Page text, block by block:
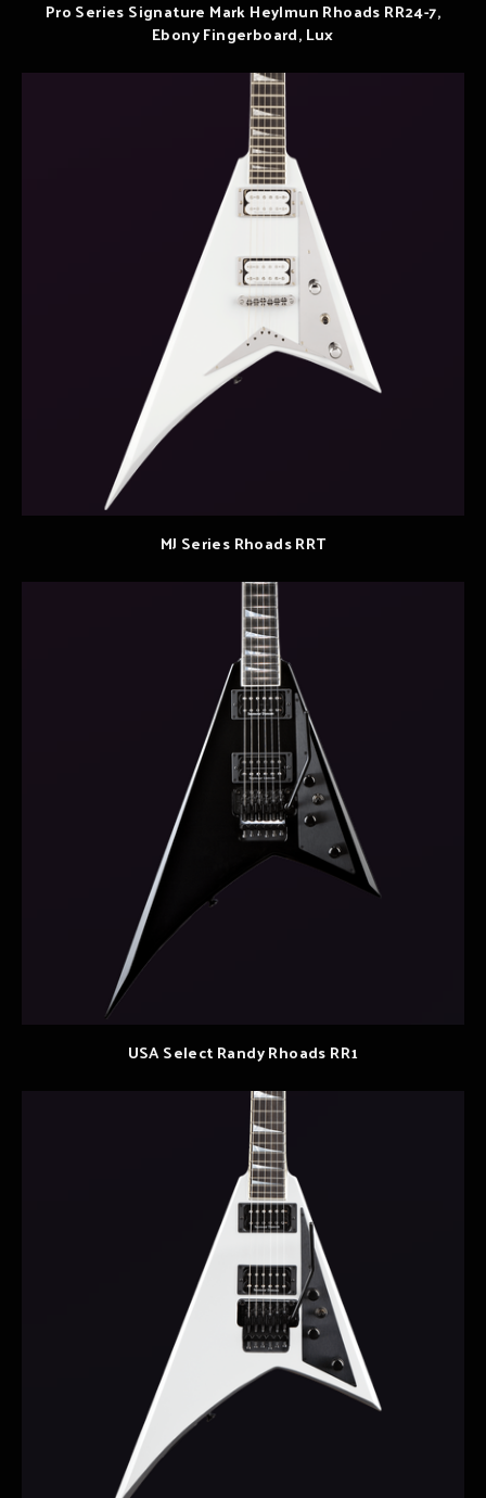
Pro Series Signature Mark Heylmun Rhoads RR24-7,
Ebony Fingerboard, Lux
MJ Series Rhoads RRT
USA Select Randy Rhoads RR1